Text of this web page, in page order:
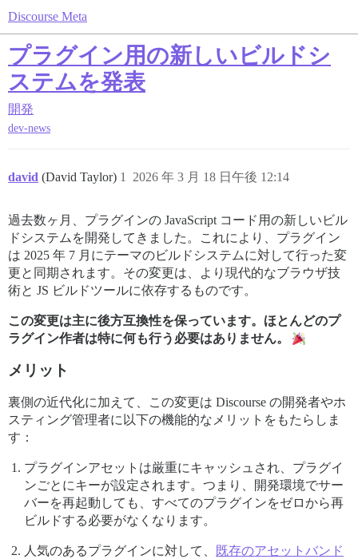
Discourse Meta
プラグイン用の新しいビルドシ
ステムを発表
開発
dev-news
david (David Taylor) 2026 年 3 月 18 日午後 12:14
1
過去数ヶ月、プラグインの JavaScript コード用の新しいビル
ドシステムを開発してきました。これにより、プラグイン
は 2025 年 7 月にテーマのビルドシステムに対して行った変
更と同期されます。その変更は、より現代的なブラウザ技
術と JS ビルドツールに依存するものです。
この変更は主に後方互換性を保っています。ほとんどのプ
ラグイン作者は特に何も行う必要はありません。
メリット
裏側の近代化に加えて、この変更は Discourse の開発者やホ
スティング管理者に以下の機能的なメリットをもたらしま
す：
プラグインアセットは厳重にキャッシュされ、プラグイ
ンごとにキーが設定されます。つまり、開発環境でサー
バーを再起動しても、すべてのプラグインをゼロから再
ビルドする必要がなくなります。
人気のあるプラグインに対して、
既存のアセットバンド